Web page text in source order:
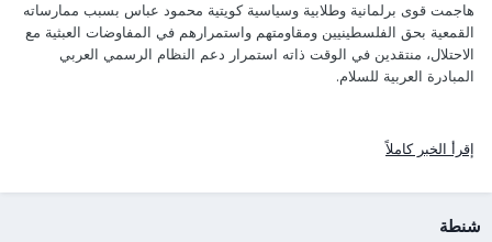
هاجمت قوى برلمانية وطلابية وسياسية كويتية محمود عباس بسبب ممارساته
القمعية بحق الفلسطينيين ومقاومتهم واستمرارهم في المفاوضات العبثية مع
الاحتلال، منتقدين في الوقت ذاته استمرار دعم النظام الرسمي العربي
المبادرة العربية للسلام.
إقرأ الخبر كاملاً
شنطة